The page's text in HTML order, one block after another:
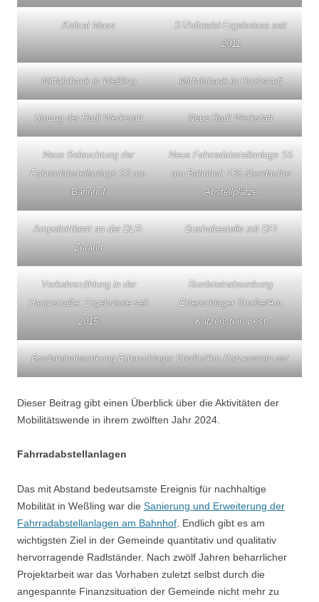
Kidical Mass
STAdtradel-Ergebnisse seit
2011
Mitfahrbank in Weßling Mitfahrbank in Hochstadt
Umzug der Radl Werkstatt Neue Radl Werkstatt
Neue Beleuchtung der
Fahrradabstellanlage S3 am
Bahnhof
Neue Fahrradabstellanlage S5
am Bahnhof: 135 überdachte
Abstellplätze
Ampeltrittbrett an der DLR-
Zufahrt
Bushaltestelle mit DFI
Verkehrszählung in der
Hauptstraße: Ergebnisse seit
2015
Bordsteinabsenkung
Etterschlager Straße/Am
Katzenstein west
Bordsteinabsenkung Etterschlager Straße/Am Katzenstein ost
Dieser Beitrag gibt einen Überblick über die Aktivitäten der
Mobilitätswende in ihrem zwölften Jahr 2024.
Fahrradabstellanlagen
Das mit Abstand bedeutsamste Ereignis für nachhaltige
Mobilität in Weßling war die Sanierung und Erweiterung der
Fahrradabstellanlagen am Bahnhof. Endlich gibt es am
wichtigsten Ziel in der Gemeinde quantitativ und qualitativ
hervorragende Radlständer. Nach zwölf Jahren beharrlicher
Projektarbeit war das Vorhaben zuletzt selbst durch die
angespannte Finanzsituation der Gemeinde nicht mehr zu